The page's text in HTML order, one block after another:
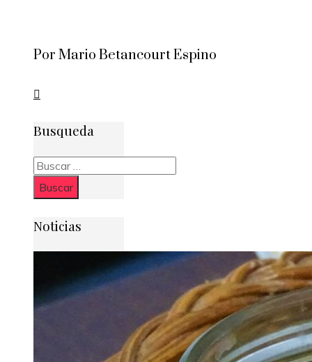
Por Mario Betancourt Espino
Busqueda
Buscar:
Noticias